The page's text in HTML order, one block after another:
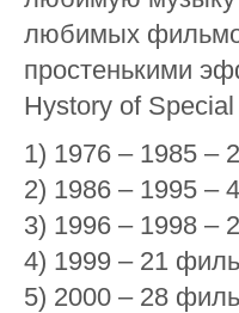
любимых
простенькими
Hystory of
1) 1976 – 1985 –
2) 1986 – 1995 –
3) 1996 – 1998 –
4) 1999 – 21
5) 2000 – 28